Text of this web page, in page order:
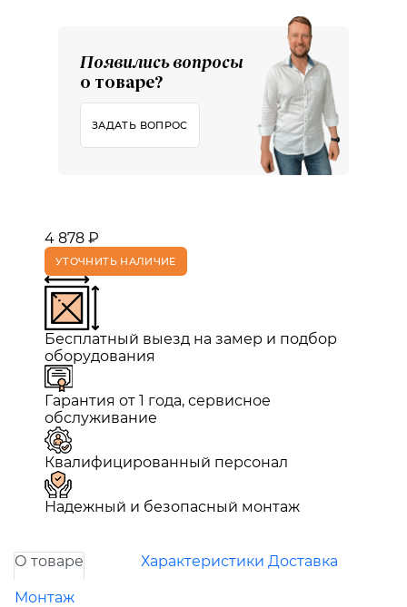
Появились вопросы
о товаре?
ЗАДАТЬ ВОПРОС
4 878 ₽
УТОЧНИТЬ НАЛИЧИЕ
Бесплатный выезд на замер и подбор
оборудования
Гарантия от 1 года, сервисное
обслуживание
Квалифицированный персонал
Надежный и безопасный монтаж
О товаре Характеристики Доставка
Монтаж